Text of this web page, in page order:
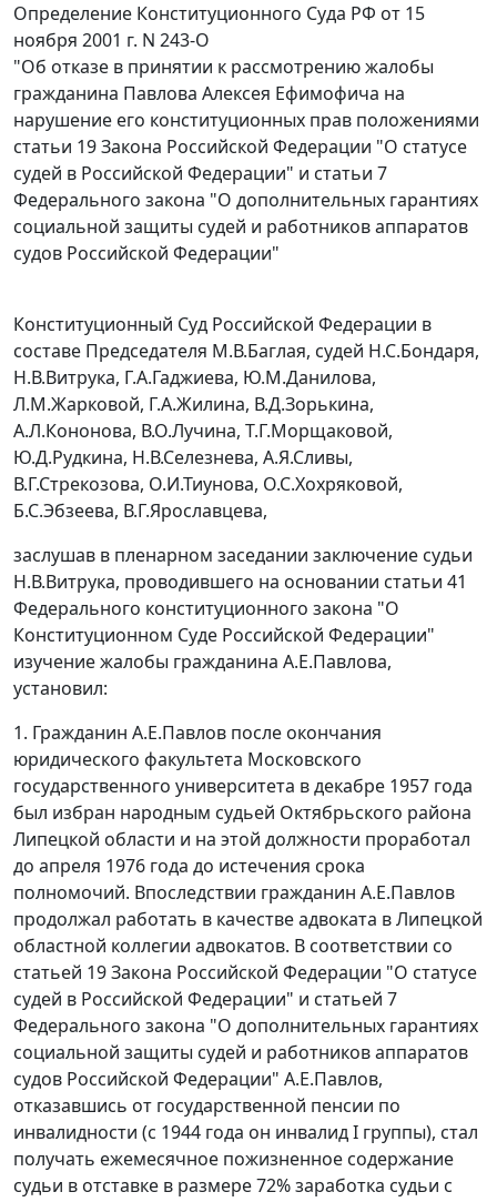
Определение Конституционного Суда РФ от 15
ноября 2001 г. N 243-О
"Об отказе в принятии к рассмотрению жалобы
гражданина Павлова Алексея Ефимофича на
нарушение его конституционных прав положениями
статьи 19 Закона Российской Федерации "О статусе
судей в Российской Федерации" и статьи 7
Федерального закона "О дополнительных гарантиях
социальной защиты судей и работников аппаратов
судов Российской Федерации"
Конституционный Суд Российской Федерации в
составе Председателя М.В.Баглая, судей Н.С.Бондаря,
Н.В.Витрука, Г.А.Гаджиева, Ю.М.Данилова,
Л.М.Жарковой, Г.А.Жилина, В.Д.Зорькина,
А.Л.Кононова, В.О.Лучина, Т.Г.Морщаковой,
Ю.Д.Рудкина, Н.В.Селезнева, А.Я.Сливы,
В.Г.Стрекозова, О.И.Тиунова, О.С.Хохряковой,
Б.С.Эбзеева, В.Г.Ярославцева,
заслушав в пленарном заседании заключение судьи
Н.В.Витрука, проводившего на основании статьи 41
Федерального конституционного закона "О
Конституционном Суде Российской Федерации"
изучение жалобы гражданина А.Е.Павлова,
установил:
1. Гражданин А.Е.Павлов после окончания
юридического факультета Московского
государственного университета в декабре 1957 года
был избран народным судьей Октябрьского района
Липецкой области и на этой должности проработал
до апреля 1976 года до истечения срока
полномочий. Впоследствии гражданин А.Е.Павлов
продолжал работать в качестве адвоката в Липецкой
областной коллегии адвокатов. В соответствии со
статьей 19Закона Российской Федерации "О статусе
судей в Российской Федерации" и статьей 7
Федерального закона "О дополнительных гарантиях
социальной защиты судей и работников аппаратов
судов Российской Федерации" А.Е.Павлов,
отказавшись от государственной пенсии по
инвалидности (с 1944 года он инвалид I группы), стал
получать ежемесячное пожизненное содержание
судьи в отставке в размере 72% заработка судьи с